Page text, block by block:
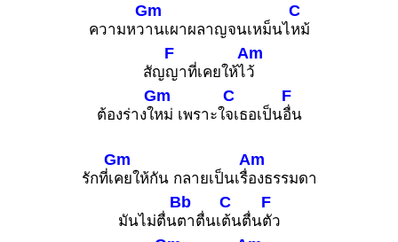
ความหว
Gm
านเผาผลาญจนเหม็นไ
C
หม้
สัญ
F
ญาที่เคยให้ไ
Am
ว้
ต้องร่างใ
Gm
หม่ เพราะใ
C
จเธอเป็น
F
อื่น
รักที่เ
Gm
คยให้กัน กลายเป็นเรื่
Am
องธรรมดา
มันไม่ตื่น
Bb
ตาตื่นเ
C
ต้นตื่น
F
ตัว